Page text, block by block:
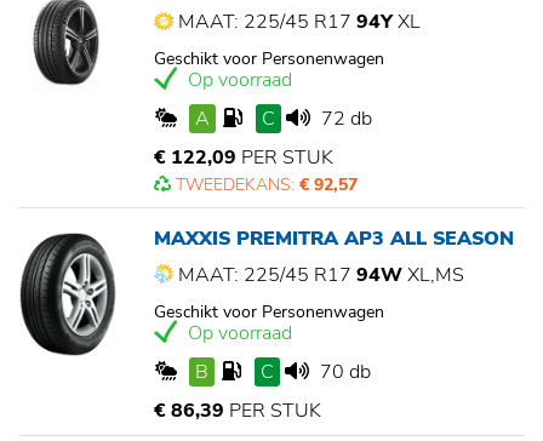
MAAT: 225/45 R17 94YXL
Geschikt voor Personenwagen
Op voorraad
A
C
72 db
€ 122,09 PER STUK
TWEEDEKANS: € 92,57
MAXXIS PREMITRA AP3 ALL SEASON
MAAT: 225/45 R17 94WXL,MS
Geschikt voor Personenwagen
Op voorraad
B
C
70 db
€ 86,39 PER STUK